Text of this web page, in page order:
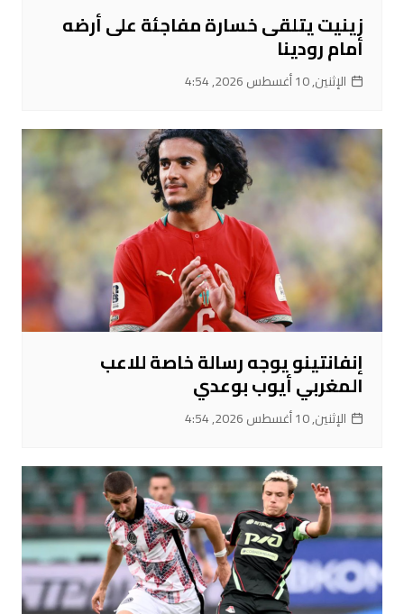
زينيت يتلقى خسارة مفاجئة على أرضه
أمام رودينا
الإثنين, 10 أغسطس 2026, 4:54
إنفانتينو يوجه رسالة خاصة للاعب
المغربي أيوب بوعدي
الإثنين, 10 أغسطس 2026, 4:54